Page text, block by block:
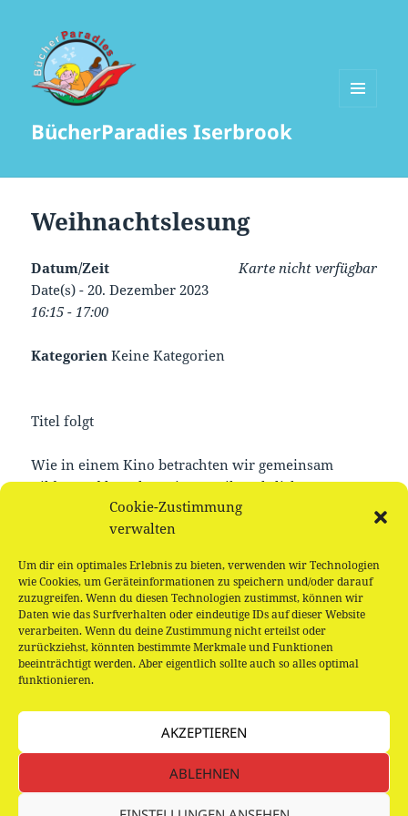
Cookie-Zustimmung
verwalten
Um dir ein optimales Erlebnis zu bieten, verwenden wir Technologien
wie Cookies, um Geräteinformationen zu speichern und/oder darauf
zuzugreifen. Wenn du diesen Technologien zustimmst, können wir
Daten wie das Surfverhalten oder eindeutige IDs auf dieser Website
verarbeiten. Wenn du deine Zustimmung nicht erteilst oder
zurückziehst, könnten bestimmte Merkmale und Funktionen
beeinträchtigt werden. Aber eigentlich sollte auch so alles optimal
funktionieren.
AKZEPTIEREN
ABLEHNEN
BücherParadies Iserbrook
Weihnachtslesung
Karte nicht verfügbar
Datum/Zeit
Date(s) - 20. Dezember 2023
16:15 - 17:00
Kategorien Keine Kategorien
Titel folgt
Wie in einem Kino betrachten wir gemeinsam
Bilder und lauschen einer weihnachtlichen
Geschichte. Nach dem Vorlesen wird gebastelt und
gepicknickt.
Für Kinder ab 3 Jahren
Beitragsnavigation
Vorheriger
Bilderbuchkino „Der kleine Zauberer und
der König der Katzen“